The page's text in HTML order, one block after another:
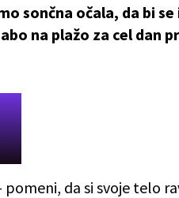
sončna očala, da bi
na plažo za cel dan
da si svoje telo